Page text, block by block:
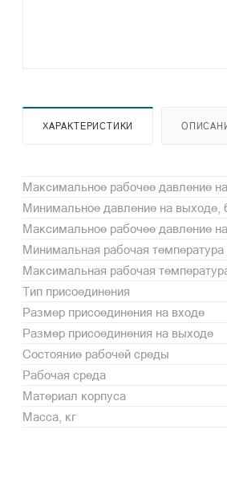
ХАРАКТЕРИСТИКИ
Максимальное рабочее давление
Минимальное давление на выходе,
Максимальное рабочее давление
Минимальная рабочая
Максимальная рабочая
Тип присоединения
Размер присоединения на входе
Размер присоединения на выходе
Состояние рабочей среды
Рабочая среда
Материал корпуса
Масса, кг